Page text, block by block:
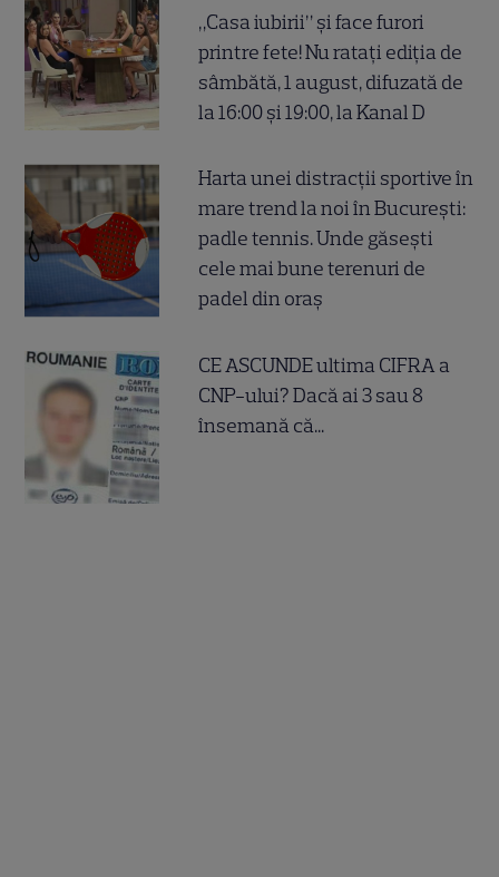
„Casa iubirii” și face furori
printre fete! Nu ratați ediția de
sâmbătă, 1 august, difuzată de
la 16:00 și 19:00, la Kanal D
Harta unei distracții sportive în
mare trend la noi în București:
padle tennis. Unde găsești
cele mai bune terenuri de
padel din oraș
CE ASCUNDE ultima CIFRA a
CNP-ului? Dacă ai 3 sau 8
însemană că...